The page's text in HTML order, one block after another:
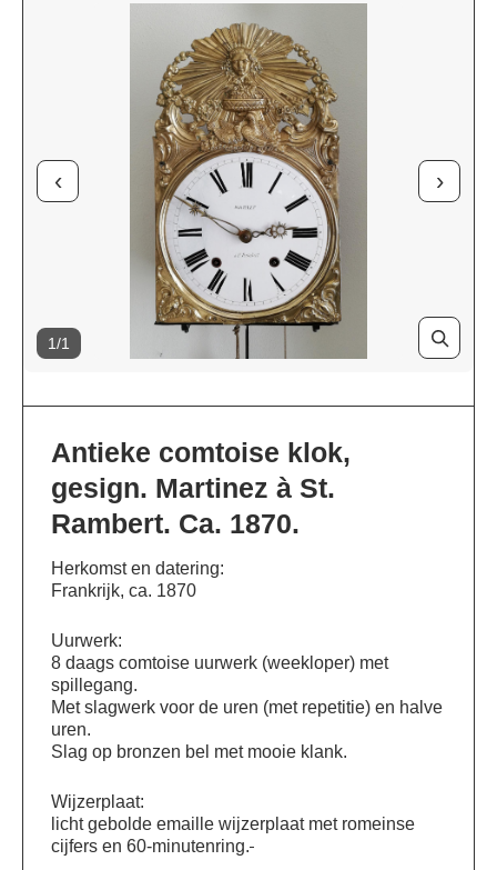
‹
1/1
›
Antieke comtoise klok,
gesign. Martinez à St.
Rambert. Ca. 1870.
Herkomst en datering:
Frankrijk, ca. 1870
Uurwerk:
8 daags comtoise uurwerk (weekloper) met
spillegang.
Met slagwerk voor de uren (met repetitie) en halve
uren.
Slag op bronzen bel met mooie klank.
Wijzerplaat:
licht gebolde emaille wijzerplaat met romeinse
cijfers en 60-minutenring.